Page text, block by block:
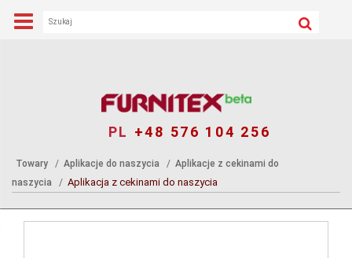
PL +48 576 104 256
Towary Aplikacje do naszycia
Aplikacje z cekinami do
naszycia
Aplikacja z cekinami do naszycia